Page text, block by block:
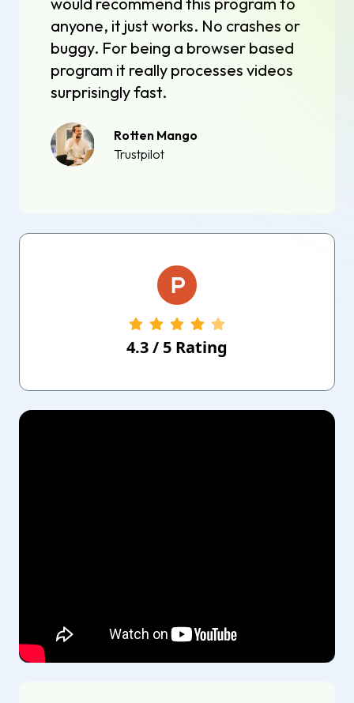
anyone, it just works. No crashes or
buggy. For being a browser based
program it really processes videos
surprisingly fast.
Rotten Mango
Trustpilot
4.3/ 5 Rating